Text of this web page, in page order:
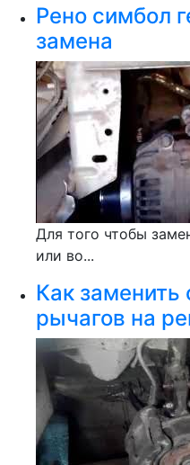
Рено симбол
замена
Для того чтобы
или во...
Как заменить
рычагов на